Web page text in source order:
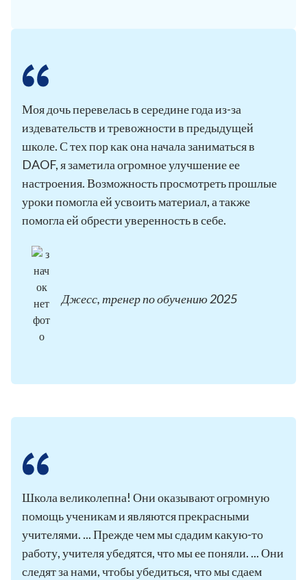
Моя дочь перевелась в середине года из-за
издевательств и тревожности в предыдущей
школе. С тех пор как она начала заниматься в
DAOF, я заметила огромное улучшение ее
настроения. Возможность просмотреть прошлые
уроки помогла ей усвоить материал, а также
помогла ей обрести уверенность в себе.
Джесс, тренер по обучению 2025
Школа великолепна! Они оказывают огромную
помощь ученикам и являются прекрасными
учителями. ... Прежде чем мы сдадим какую-то
работу, учителя убедятся, что мы ее поняли. ... Они
следят за нами, чтобы убедиться, что мы сдаем